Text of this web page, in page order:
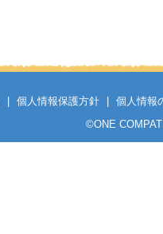
個人情報保護方針
個人情報
©ONE